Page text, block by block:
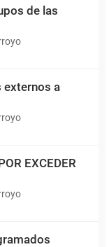
de las
externos a
EXCEDER